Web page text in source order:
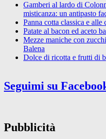
Gamberi al lardo di
misticanza: un antipasto
Panna cotta classica e alle
Patate al bacon ed aceto
Mezze maniche con
Balena
Dolce di ricotta e frutti di
Seguimi su
Pubblicità